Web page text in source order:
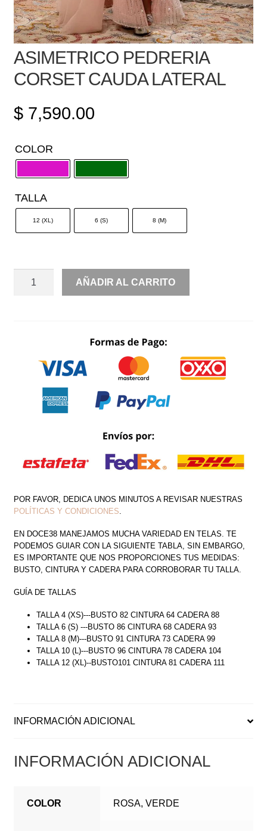
ASIMETRICO PEDRERIA
CORSET CAUDA LATERAL
$7,590.00
COLOR
TALLA
12 (XL) 6 (S) 8 (M)
ASIMETRICO
PEDRERIA
CANTIDAD
AÑADIR AL CARRITO
POR FAVOR, DEDICA UNOS MINUTOS A REVISAR NUESTRAS
POLÍTICAS Y CONDICIONES
EN DOCE38 MANEJAMOS MUCHA VARIEDAD EN TELAS. TE
PODEMOS GUIAR CON LA SIGUIENTE TABLA, SIN EMBARGO,
ES IMPORTANTE QUE NOS PROPORCIONES TUS MEDIDAS:
BUSTO, CINTURA Y CADERA PARA CORROBORAR TU TALLA.
GUÍA DE TALLAS
TALLA 4 (XS)---BUSTO 82 CINTURA 64 CADERA 88
TALLA 6 (S) ---BUSTO 86 CINTURA 68 CADERA 93
TALLA 8 (M)---BUSTO 91 CINTURA 73 CADERA 99
TALLA 10 (L)---BUSTO 96 CINTURA 78 CADERA 104
TALLA 12 (XL)--BUSTO101 CINTURA 81 CADERA 111
INFORMACIÓN ADICIONAL
INFORMACIÓN ADICIONAL
COLOR ROSA, VERDE